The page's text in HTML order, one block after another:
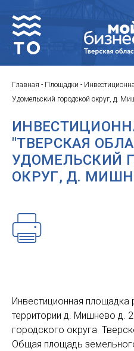
Главная - Площадки -
Удомельский городской округ, д.
"ТВЕРСКАЯ
УДОМЕЛЬСКИЙ
ОКРУГ, Д.
Инвестиционная
территории д. Мишнево д.
городского округа
Общая площадь